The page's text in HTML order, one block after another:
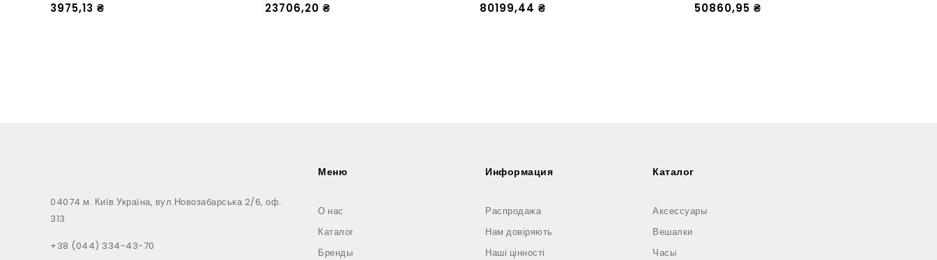
3975,13 ₴ 23706,20 ₴ 80199,44 ₴ 50860,95 ₴
04074 м. Київ Україна, вул.Новозабарська 2/6, оф.
313
+38 (044) 334-43-70
Меню
О нас
Каталог
Бренды
Информация
Распродажа
Нам довіряють
Наші цінності
Каталог
Аксессуары
Вешалки
Часы